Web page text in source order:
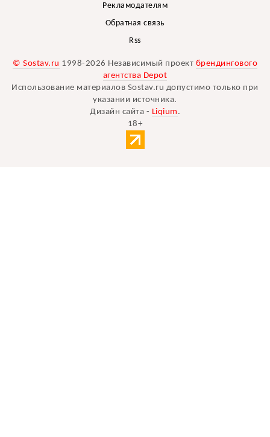
Рекламодателям
Обратная связь
Rss
© Sostav.ru 1998-2026 Независимый проект брендингового
агентства Depot
Использование материалов Sostav.ru допустимо только при
указании источника.
Дизайн сайта - Liqium .
18+